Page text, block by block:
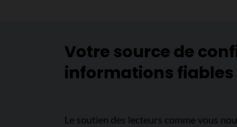
Votre source de
informations fiables
Le soutien des lecteurs comme vous